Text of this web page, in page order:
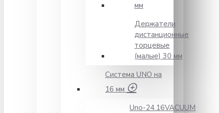
мм
Держатели
дистанционные
торцевые
(малые) 30 мм
Система UNO на
16 мм
Unо-24.16VACUUM